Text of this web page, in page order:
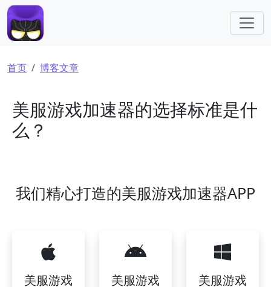
跳转到主要内容
面包屑
首页 博客文章
美服游戏加速器的选择标准是什
么？
我们精心打造的美服游戏加速器APP
美服游戏
美服游戏
美服游戏